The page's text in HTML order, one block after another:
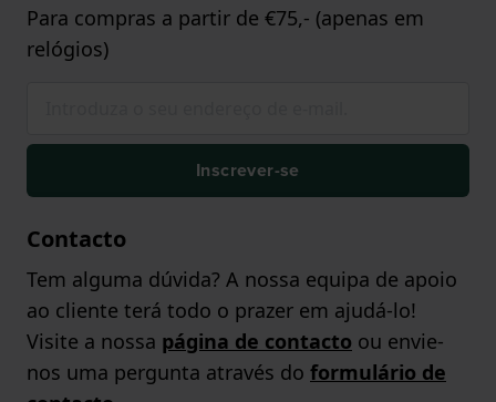
Para compras a partir de €75,- (apenas em
relógios)
Inscrever-se
Contacto
Tem alguma dúvida? A nossa equipa de apoio
ao cliente terá todo o prazer em ajudá-lo!
Visite a nossa página de contacto ou envie-
nos uma pergunta através do formulário de